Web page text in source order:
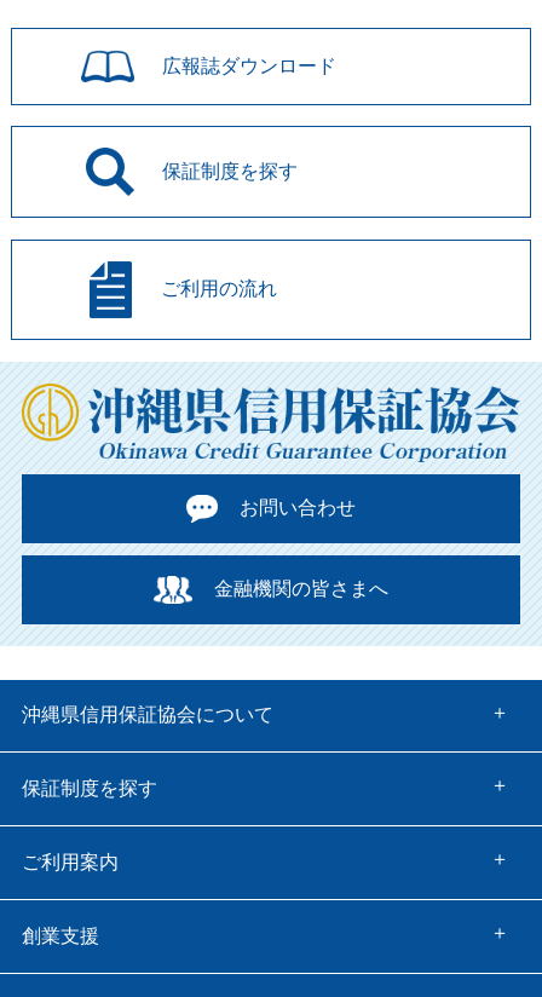
広報誌ダウンロード
保証制度を探す
ご利用の流れ
お問い合わせ
金融機関の皆さまへ
沖縄県信用保証協会について
保証制度を探す
ご利用案内
創業支援